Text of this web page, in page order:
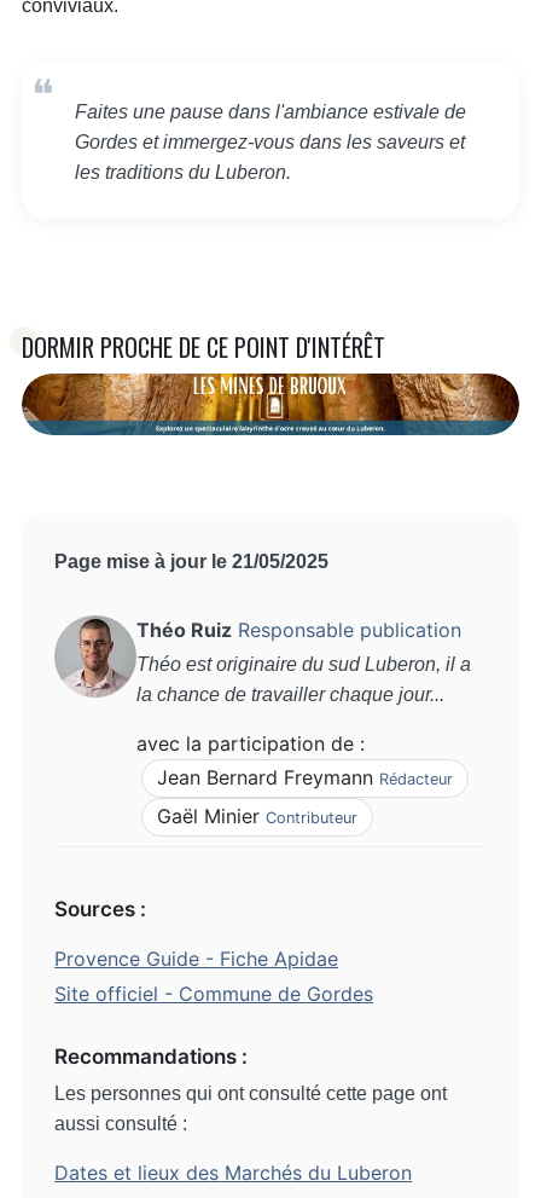
conviviaux.
Faites une pause dans l'ambiance estivale de
Gordes et immergez-vous dans les saveurs et
les traditions du Luberon.
DORMIR PROCHE DE CE POINT D'INTÉRÊT
Page mise à jour le 21/05/2025
Théo Ruiz Responsable publication
Théo est originaire du sud Luberon, il a
la chance de travailler chaque jour...
avec la participation de :
Jean Bernard Freymann Rédacteur
Gaël MinierContributeur
Sources :
Provence Guide - Fiche Apidae
Site officiel - Commune de Gordes
Recommandations :
Les personnes qui ont consulté cette page ont
aussi consulté :
Dates et lieux des Marchés du Luberon